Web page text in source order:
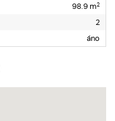
98.9 m2
2
áno